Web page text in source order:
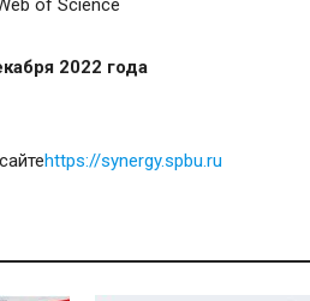
of Science
2022 года
https://synergy.spbu.ru